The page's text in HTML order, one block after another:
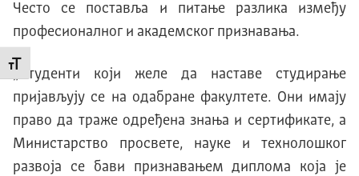
Промени величину слова
Често се поставља и питање разлика између
професионалног и академског признавања.
„Студенти који желе да наставе студирање
пријављују се на одабране факултете. Они имају
право да траже одређена знања и сертификате, а
Министарство просвете, науке и технолошког
развоја се бави признавањем диплома која је